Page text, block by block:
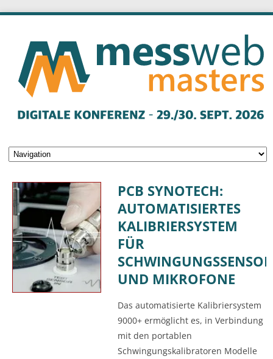
PCB SYNOTECH:
AUTOMATISIERTES
KALIBRIERSYSTEM
FÜR
UND MIKROFONE
Das automatisierte Kalibriersystem
9000+ ermöglicht es, in Verbindung
mit den portablen
Schwingungskalibratoren Modelle